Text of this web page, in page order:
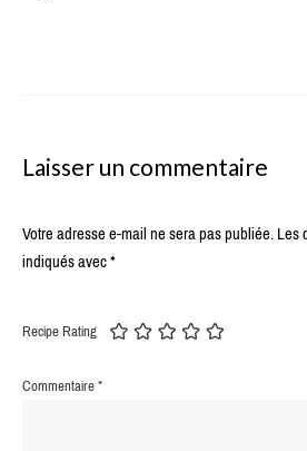
Laisser un commentaire
Votre adresse e-mail ne sera pas publiée.Les
indiqués avec*
Recipe Rating
Commentaire*